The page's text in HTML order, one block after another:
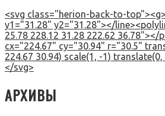
<svg class="herion-back-to-
y1="31.28" y2="31.28"></
25.78 228.12 31.28 222.62 36.78"></
cx="224.67" cy="30.94" r="30.5"
224.67 30.94) scale(1, -1)
</svg>
АРХИВЫ